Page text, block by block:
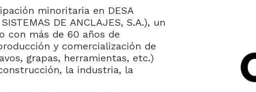
minoritaria en DESA
DE ANCLAJES, S.A.), un
con más de 60 años de
y comercialización de
grapas, herramientas, etc.)
la industria, la